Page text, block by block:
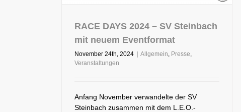
RACE DAYS 2024 – SV Steinbach
mit neuem Eventformat
November 24th, 2024 | Allgemein Presse
Veranstaltungen
Anfang November verwandelte der SV
Steinbach zusammen mit dem L.E.O.-